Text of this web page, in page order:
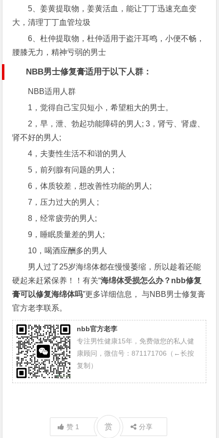
5、姜黄提取物，姜黄活血，能让丁丁迅速充血变
大，清理丁丁血管垃圾
6、杜仲提取物，杜仲适用于盗汗耳鸣，小便不畅，
腰膝无力，精神亏弱的男士
NBB男士修复膏适用于以下人群：
NBB适用人群
1，觉得自己宝贝短小，希望粗大的男士。
2，早，泄、勃起功能障碍的男人; 3，肾亏、肾虚、
肾不好的男人;
4，夫妻性生活不和谐的男人
5，前列腺有问题的男人 ;
6，体质较差，想改善性功能的男人;
7，压力过大的男人 ;
8，经常疲劳的男人;
9，睡眠质量差的男人;
10，喝酒应酬多的男人
男人过了25岁海绵体都在慢慢萎缩，所以趁着还能
硬起来赶紧保养！！有关“海绵体受损怎么办？nbb修复
膏可以修复海绵体吗”更多详细信息， 与NBB男士修复膏
官方老李联系。
nbb官方老李
专注男性健康15年，免费做您的私人健
康顾问，微信号：871171706（←长按
复制）
赞 1 赏 分享